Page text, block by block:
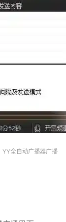
YY全自动广播器广播